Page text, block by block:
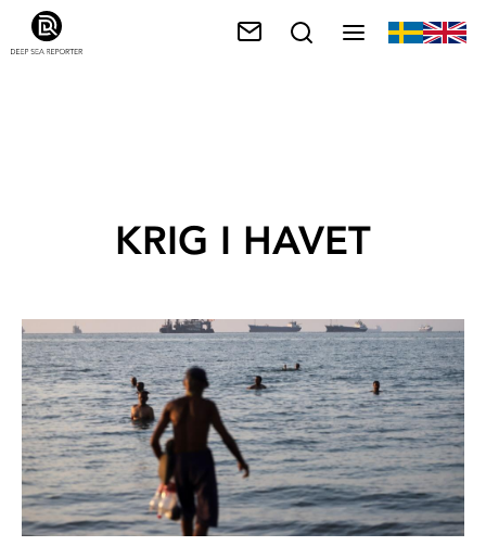
KRIG I HAVET